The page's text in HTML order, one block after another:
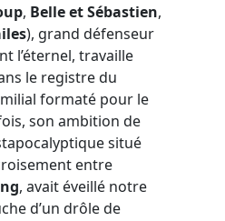
, Belle et Sébastien,
), grand défenseur
l’éternel, travaille
le registre du
formaté pour le
son ambition de
situé
entre
, avait éveillé notre
d’un drôle de